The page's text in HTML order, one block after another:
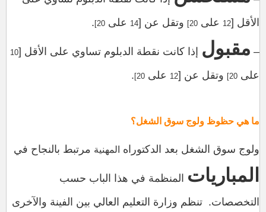
الأقل [12 على 20] وتقل عن [14 على 20]
.
– مقبول إذا كانت نقطة الدبلوم تساوي على الأقل [10
على 20] وتقل عن [12 على 20]
.
ما هي حظوظ ولوج سوق الشغل؟
ولوج سوق الشغل بعد الدكتوراه المهنية مرتبط بالنجاح في
المباريات المنظمة في هذا الباب حسب
التخصصات. تنظم وزارة التعليم العالي بين الفينة والآخرى